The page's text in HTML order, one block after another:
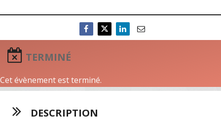
TERMINÉ
Cet évènement est terminé.
DESCRIPTION